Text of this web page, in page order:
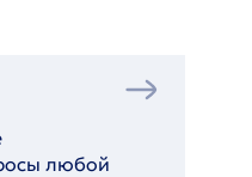
любой